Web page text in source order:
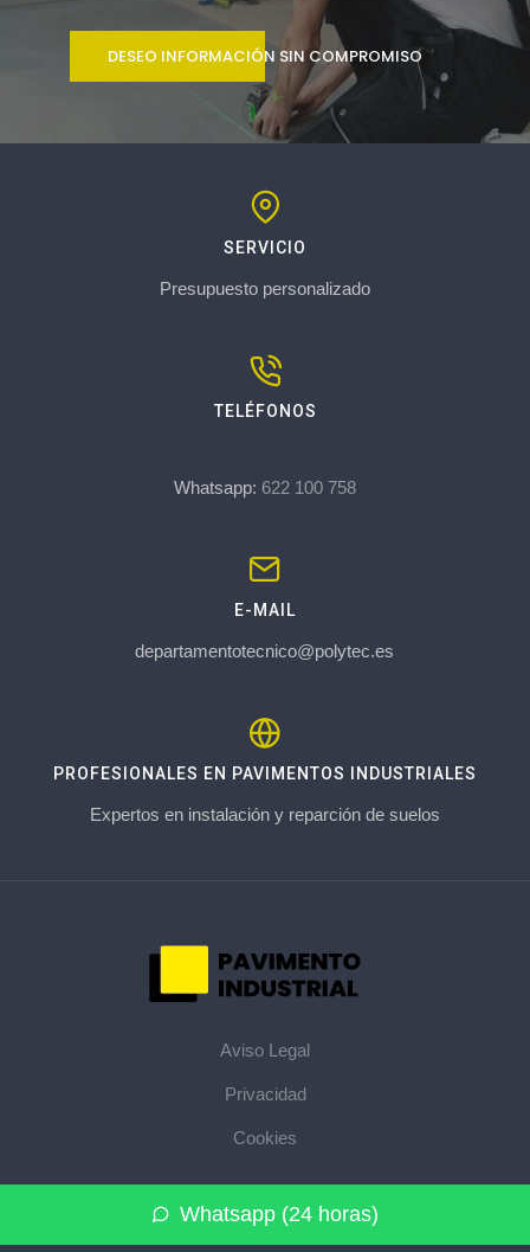
Whatsapp (24 horas)
DESEO INFORMACIÓN SIN COMPROMISO
SERVICIO
Presupuesto personalizado
TELÉFONOS
Whatsapp: 622 100 758
E-MAIL
departamentotecnico@polytec.es
PROFESIONALES EN PAVIMENTOS INDUSTRIALES
Expertos en instalación y reparción de suelos
Aviso Legal
Privacidad
Cookies
© 2026 pavimentoindustrial.pro · La web de pavimentos
industriales de su provincia · Mapa del sitio